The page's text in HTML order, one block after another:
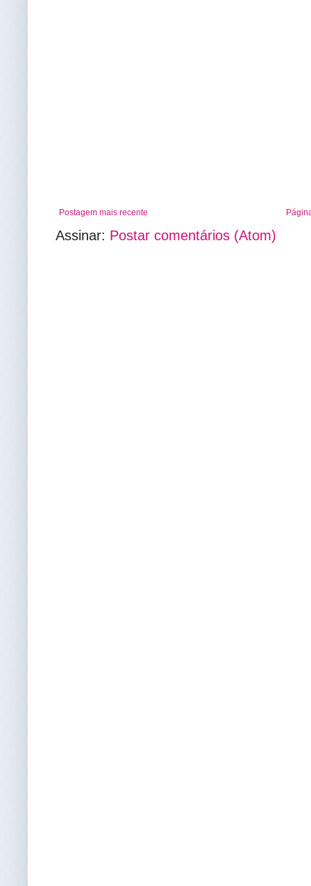
Postagem mais recente
Assinar: Postar comentários (Atom)